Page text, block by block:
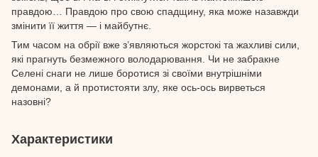
правдою… Правдою про свою спадщину, яка може назавжди
змінити її життя — і майбутнє.
Тим часом на обрії вже з’являються жорстокі та жахливі сили,
які прагнуть безмежного володарювання. Чи не забракне
Селені снаги не лише боротися зі своїми внутрішніми
демонами, а й протистояти злу, яке ось-ось вирветься
назовні?
Характеристики